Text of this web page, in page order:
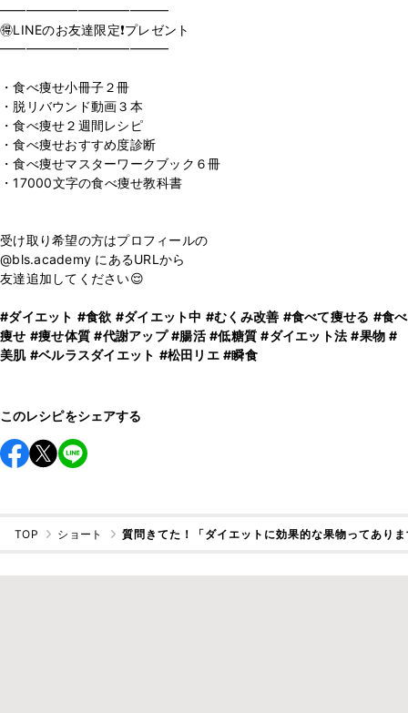
━━━━━━━━━━━━━
🉐LINEのお友達限定❗️プレゼント
━━━━━━━━━━━━━
・食べ痩せ小冊子２冊
・脱リバウンド動画３本
・食べ痩せ２週間レシピ
・食べ痩せおすすめ度診断
・食べ痩せマスターワークブック６冊
・17000文字の食べ痩せ教科書
受け取り希望の方はプロフィールの
@bls.academy にあるURLから
友達追加してください😌
#ダイエット #食欲 #ダイエット中 #むくみ改善 #食べて痩せる #食べ
痩せ #痩せ体質 #代謝アップ #腸活 #低糖質 #ダイエット法 #果物 #
美肌 #ベルラスダイエット #松田リエ #瞬食
このレシピをシェアする
TOP ショート 質問きてた！「ダイエットに効果的な果物ってあり